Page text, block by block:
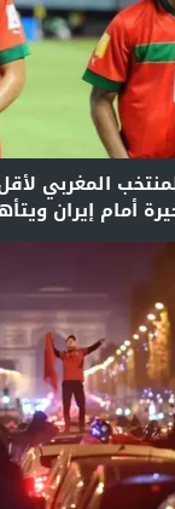
أمام إيران
في كأس العالم